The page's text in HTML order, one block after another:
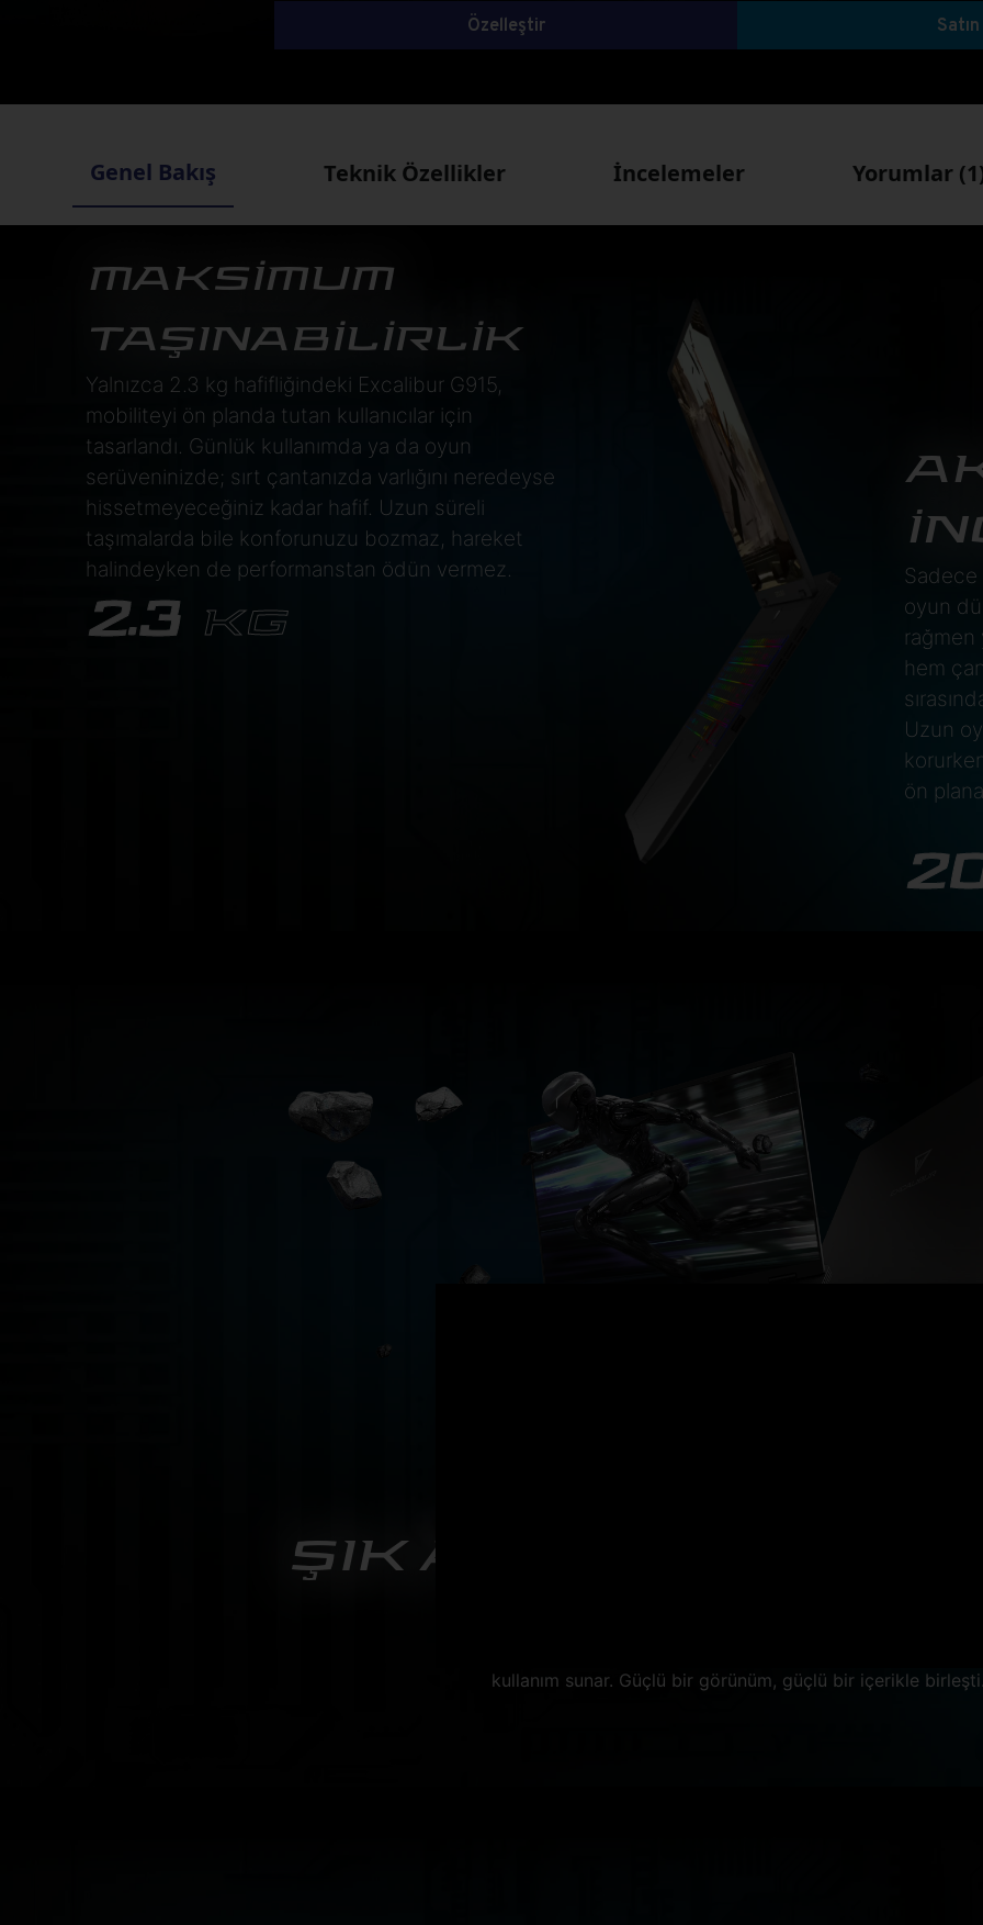
Özelleştir
Genel Bakış Teknik Özellikler İncelemeler Yorumlar
MAKSİMUM
TAŞINABİLİRLİK
Yalnızca 2.3 kg hafifliğindeki Excalibur G915,
mobiliteyi ön planda tutan kullanıcılar için
tasarlandı. Günlük kullanımda ya da oyun
serüveninizde; sırt çantanızda varlığını neredeyse
hissetmeyeceğiniz kadar hafif. Uzun süreli
taşımalarda bile konforunuzu bozmaz, hareket
halindeyken de performanstan ödün vermez.
2.3 KG
Sadece
oyun
rağmen
hem
Uzun
ön plana
ŞIK ALÜMİNYUM
kullanım sunar. Güçlü bir görünüm, güçlü bir içerikle birleşti.